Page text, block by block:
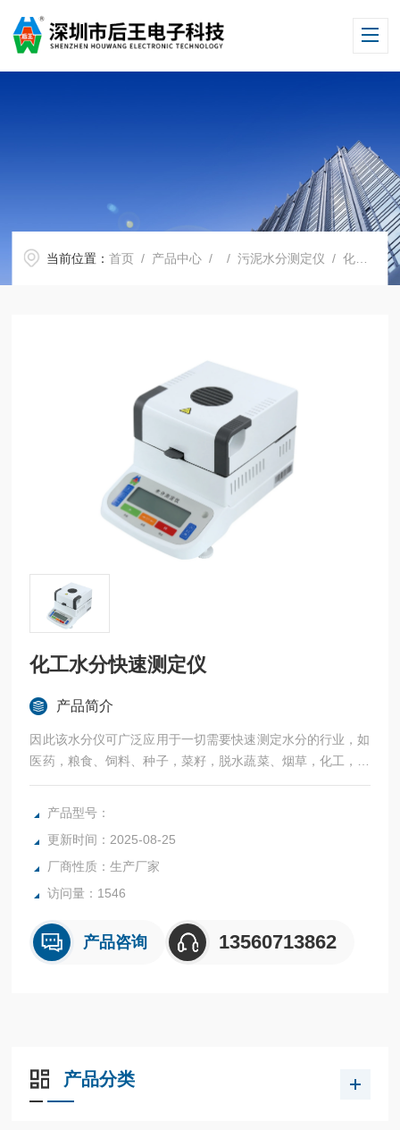
当前位置：首页 / 产品中心 / /污泥水分测定仪 / 化工水分快速测定仪
化工水分快速测定仪
产品简介
因此该水分仪可广泛应用于一切需要快速测定水分的行业，如
医药，粮食、饲料、种子，菜籽，脱水蔬菜、烟草，化工，茶
叶，食品、肉类以及纺织，农林、造纸、橡胶、塑胶、纺织等
行业中的实验室与生产过程中。同时满足固体、颗粒、粉末、
司始终立志于为用户提供多用途，多性能的高质量产品，为您
打造快速，准确，物超所值的水分测定仪**。
产品型号：
更新时间：2025-08-25
厂商性质：生产厂家
访问量：1546
产品咨询 13560713862
产品分类